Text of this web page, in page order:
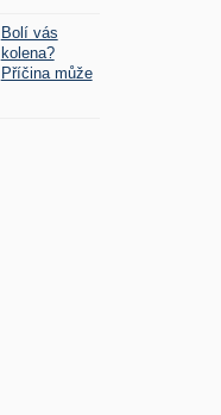
Bolí vás
kolena?
Příčina může